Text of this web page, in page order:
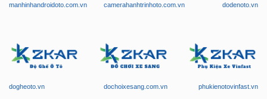
manhinhandroidoto.com.vn camerahanhtrinhoto.com.vn dodenoto.vn
dogheoto.vn dochoixesang.com.vn phukienotovinfast.vn